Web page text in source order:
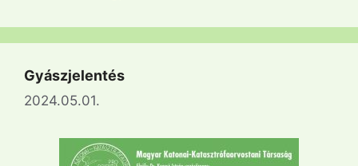
Gyászjelentés
2024.05.01.